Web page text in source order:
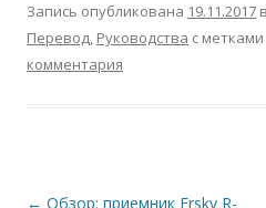
Запись опубликована 19.11.2017
Перевод, Руководства с метками
комментария
Навигация
← Обзор: приемник Frsky R-